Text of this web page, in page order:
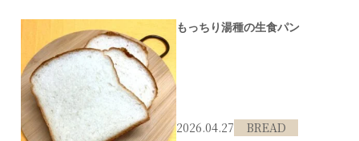
もっちり湯種の生食パン
2026.04.27 BREAD